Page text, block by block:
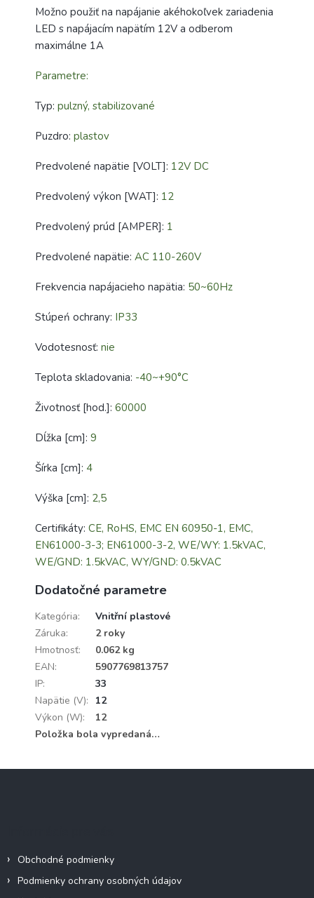
Možno použiť na napájanie akéhokoľvek zariadenia
LED s napájacím napätím 12V a odberom
maximálne 1A
Parametre:
Typ: pulzný, stabilizované
Puzdro: plastov
Predvolené napätie [VOLT]: 12V DC
Predvolený výkon [WAT]: 12
Predvolený prúd [AMPER]: 1
Predvolené napätie: AC 110-260V
Frekvencia napájacieho napätia: 50~60Hz
Stúpeń ochrany: IP33
Vodotesnosť: nie
Teplota skladovania: -40~+90°C
Životnosť [hod.]: 60000
Dĺžka [cm]: 9
Šírka [cm]: 4
Výška [cm]: 2,5
Certifikáty: CE, RoHS, EMC EN 60950-1, EMC,
EN61000-3-3; EN61000-3-2, WE/WY: 1.5kVAC,
WE/GND: 1.5kVAC, WY/GND: 0.5kVAC
Dodatočné parametre
Kategória:
Vnitřní plastové
Záruka:
2 roky
Hmotnosť:
0.062 kg
EAN:
5907769813757
IP:
33
Napätie (V):
12
Výkon (W):
12
Položka bola vypredaná…
Obchodné podmienky
Podmienky ochrany osobných údajov